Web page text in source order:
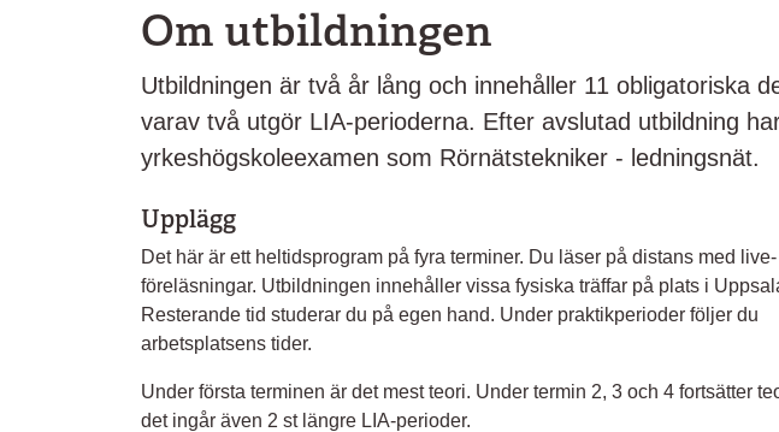
Om utbildningen
Utbildningen är två år lång och innehåller 11 obligatoriska
varav två utgör LIA-perioderna. Efter avslutad utbildning
yrkeshögskoleexamen som Rörnätstekniker - ledningsnät.
Upplägg
Det här är ett heltidsprogram på fyra terminer. Du läser på distans med live-
föreläsningar. Utbildningen innehåller vissa fysiska träffar på plats i
Resterande tid studerar du på egen hand. Under praktikperioder följer du
arbetsplatsens tider.
Under första terminen är det mest teori. Under termin 2, 3 och 4 fortsätter
det ingår även 2 st längre LIA-perioder.